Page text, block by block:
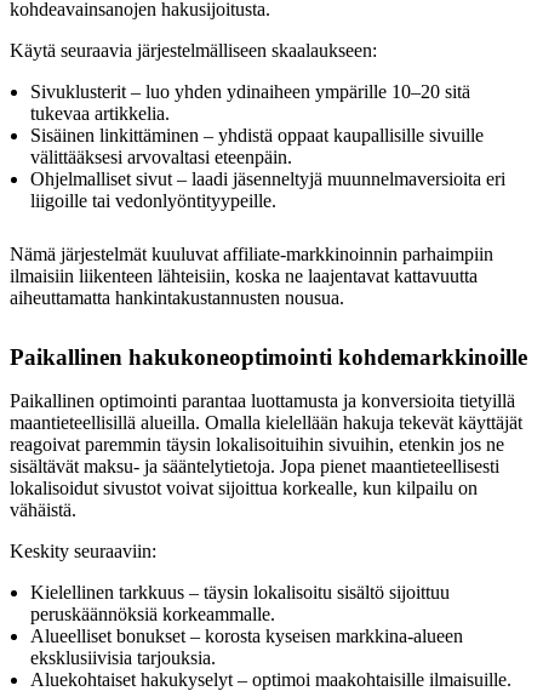
kohdeavainsanojen hakusijoitusta.
Käytä seuraavia järjestelmälliseen skaalaukseen:
Sivuklusterit – luo yhden ydinaiheen ympärille 10–20 sitä
tukevaa artikkelia.
Sisäinen linkittäminen – yhdistä oppaat kaupallisille sivuille
välittääksesi arvovaltasi eteenpäin.
Ohjelmalliset sivut – laadi jäsenneltyjä muunnelmaversioita eri
liigoille tai vedonlyöntityypeille.
Nämä järjestelmät kuuluvat affiliate-markkinoinnin parhaimpiin
ilmaisiin liikenteen lähteisiin, koska ne laajentavat kattavuutta
aiheuttamatta hankintakustannusten nousua.
Paikallinen hakukoneoptimointi kohdemarkkinoille
Paikallinen optimointi parantaa luottamusta ja konversioita tietyillä
maantieteellisillä alueilla. Omalla kielellään hakuja tekevät käyttäjät
reagoivat paremmin täysin lokalisoituihin sivuihin, etenkin jos ne
sisältävät maksu- ja sääntelytietoja. Jopa pienet maantieteellisesti
lokalisoidut sivustot voivat sijoittua korkealle, kun kilpailu on
vähäistä.
Keskity seuraaviin:
Kielellinen tarkkuus – täysin lokalisoitu sisältö sijoittuu
peruskäännöksiä korkeammalle.
Alueelliset bonukset – korosta kyseisen markkina-alueen
eksklusiivisia tarjouksia.
Aluekohtaiset hakukyselyt – optimoi maakohtaisille ilmaisuille.